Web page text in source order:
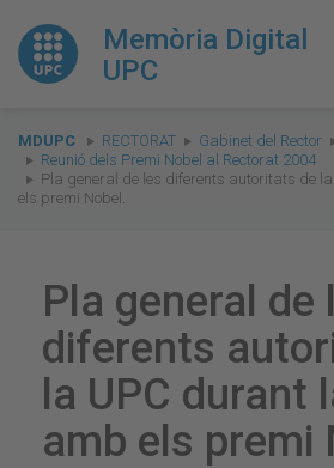
Memòria Digital
UPC
You
are
here:
MDUPC RECTORAT Gabinet del Rector
Reunió dels Premi Nobel al Rectorat 2004
Pla general de les diferents autoritats de
els premi Nobel.
Pla general de
diferents
la UPC durant
amb els premi